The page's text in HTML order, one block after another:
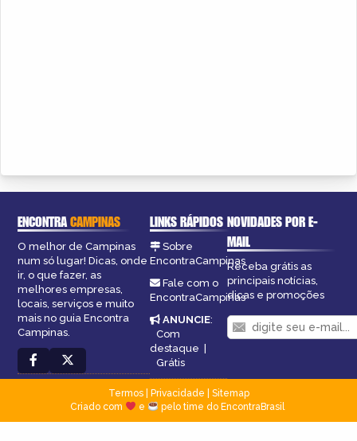
ENCONTRACAMPINAS
O melhor de Campinas
num só lugar! Dicas, onde
ir, o que fazer, as
melhores empresas,
locais, serviços e muito
mais no guia Encontra
Campinas.
LINKS RÁPIDOS
Sobre
EncontraCampinas
Fale com o
EncontraCampinas
ANUNCIE:
Com
destaque |
Grátis
NOVIDADES POR E-
MAIL
Receba grátis as
principais notícias,
dicas e promoções
Termos| Privacidade
Sitemap
Criado com
e pelo time do EncontraBrasil